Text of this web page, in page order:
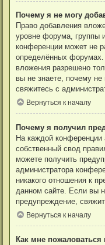
Почему я не могу
Право добавления
уровне форума, группы
конференции может не
определённых
вложения разрешено
вы не знаете, почему
свяжитесь с
Вернуться к началу
Почему я получил
На каждой конференции
собственный свод
можете получить
администратора
никакого отношения к
данном сайте. Если вы
предупреждение,
Вернуться к началу
Как мне